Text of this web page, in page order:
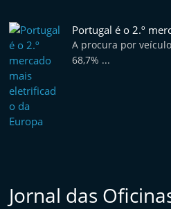
Portugal é o 2.º
A procura por
68,7% ...
Jornal das